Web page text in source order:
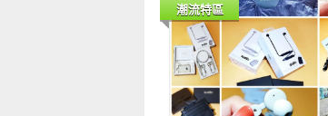
潮流特區